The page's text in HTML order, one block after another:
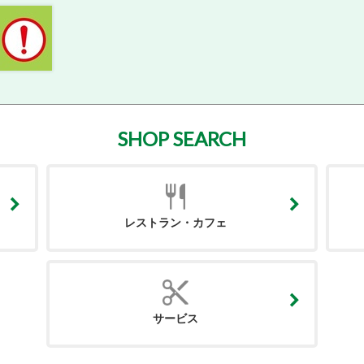
SHOP SEARCH
レストラン・カフェ
サービス